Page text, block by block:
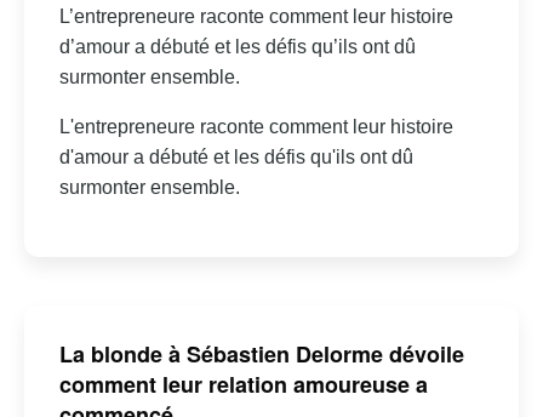
L’entrepreneure raconte comment leur histoire
d’amour a débuté et les défis qu’ils ont dû
surmonter ensemble.
L'entrepreneure raconte comment leur histoire
d'amour a débuté et les défis qu'ils ont dû
surmonter ensemble.
La blonde à Sébastien Delorme dévoile
comment leur relation amoureuse a